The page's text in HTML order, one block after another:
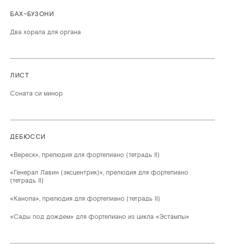
БАХ–БУЗОНИ
Два хорала для органа
ЛИСТ
Соната си минор
ДЕБЮССИ
«Вереск», прелюдия для фортепиано (тетрадь II)
«Генерал Лавин (эксцентрик)», прелюдия для фортепиано
(тетрадь II)
«Канопа», прелюдия для фортепиано (тетрадь II)
«Сады под дождем» для фортепиано из цикла «Эстампы»